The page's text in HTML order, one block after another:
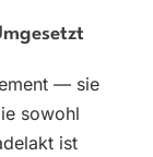
— sie
sowohl
ist